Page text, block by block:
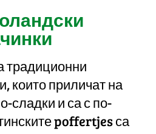
традиционни
които приличат на
сладки и са с по-
poffertjes са